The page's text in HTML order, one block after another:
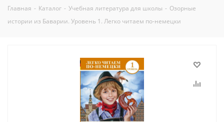
Главная - Каталог - Учебная литература для школы - Озорные
истории из Баварии. Уровень 1. Легко читаем по-немецки